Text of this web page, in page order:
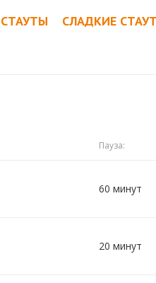
СЛАДКИЕ
Пауза:
60 минут
20 минут